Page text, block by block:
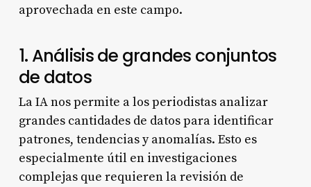
aprovechada en este campo.
1. Análisis de grandes conjuntos
de datos
La IA nos permite a los periodistas analizar
grandes cantidades de datos para identificar
patrones, tendencias y anomalías. Esto es
especialmente útil en investigaciones
complejas que requieren la revisión de